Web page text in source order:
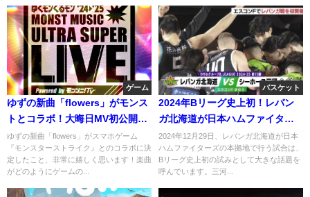
ゲーム
ゆずの新曲「flowers」がモンス
トとコラボ！大晦日MV初公開の
全貌
ゆずの新曲「flowers」がスマホゲーム
『モンスターストライク』とのコラボに決
定したこと、非常に嬉しく思います！楽曲
がどのようにゲームの...
バスケット
2024年Bリーグ史上初！レバン
ガ北海道が日本ハムファイター
ズ本拠地での激闘
2024年12月29日、レバンガ北海道が日本
ハムファイターズの本拠地で行う試合は、
Bリーグ史上初の試みとして大きな話題を
呼んでいます。三河...